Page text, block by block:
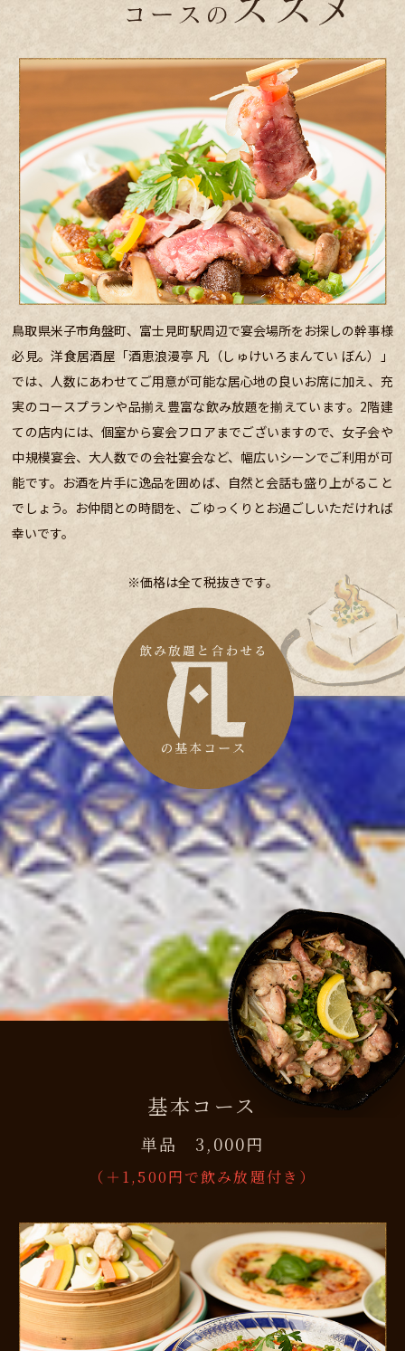
鳥取県米子市角盤町、富士見町駅周辺で宴会場所をお探しの幹事様
必見。洋食居酒屋「酒恵浪漫亭 凡（しゅけいろまんてい ぼん）」
では、人数にあわせてご用意が可能な居心地の良いお席に加え、充
実のコースプランや品揃え豊富な飲み放題を揃えています。2階建
ての店内には、個室から宴会フロアまでございますので、女子会や
中規模宴会、大人数での会社宴会など、幅広いシーンでご利用が可
能です。お酒を片手に逸品を囲めば、自然と会話も盛り上がること
でしょう。お仲間との時間を、ごゆっくりとお過ごしいただければ
幸いです。
※価格は全て税抜きです。
基本コース
単品 3,000円
（＋1,500円で飲み放題付き）